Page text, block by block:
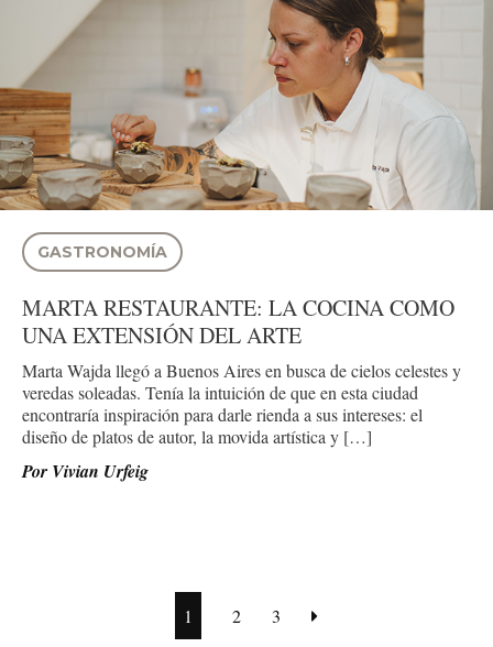
GASTRONOMÍA
MARTA RESTAURANTE: LA COCINA COMO
UNA EXTENSIÓN DEL ARTE
Marta Wajda llegó a Buenos Aires en busca de cielos celestes y
veredas soleadas. Tenía la intuición de que en esta ciudad
encontraría inspiración para darle rienda a sus intereses: el
diseño de platos de autor, la movida artística y […]
Por Vivian Urfeig
1 2 3